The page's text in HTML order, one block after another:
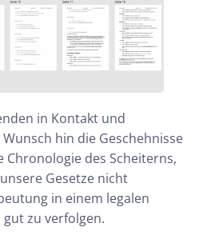
in Kontakt und
hin die Geschehnisse
Chronologie des Scheiterns,
Gesetze nicht
in einem legalen
zu verfolgen.